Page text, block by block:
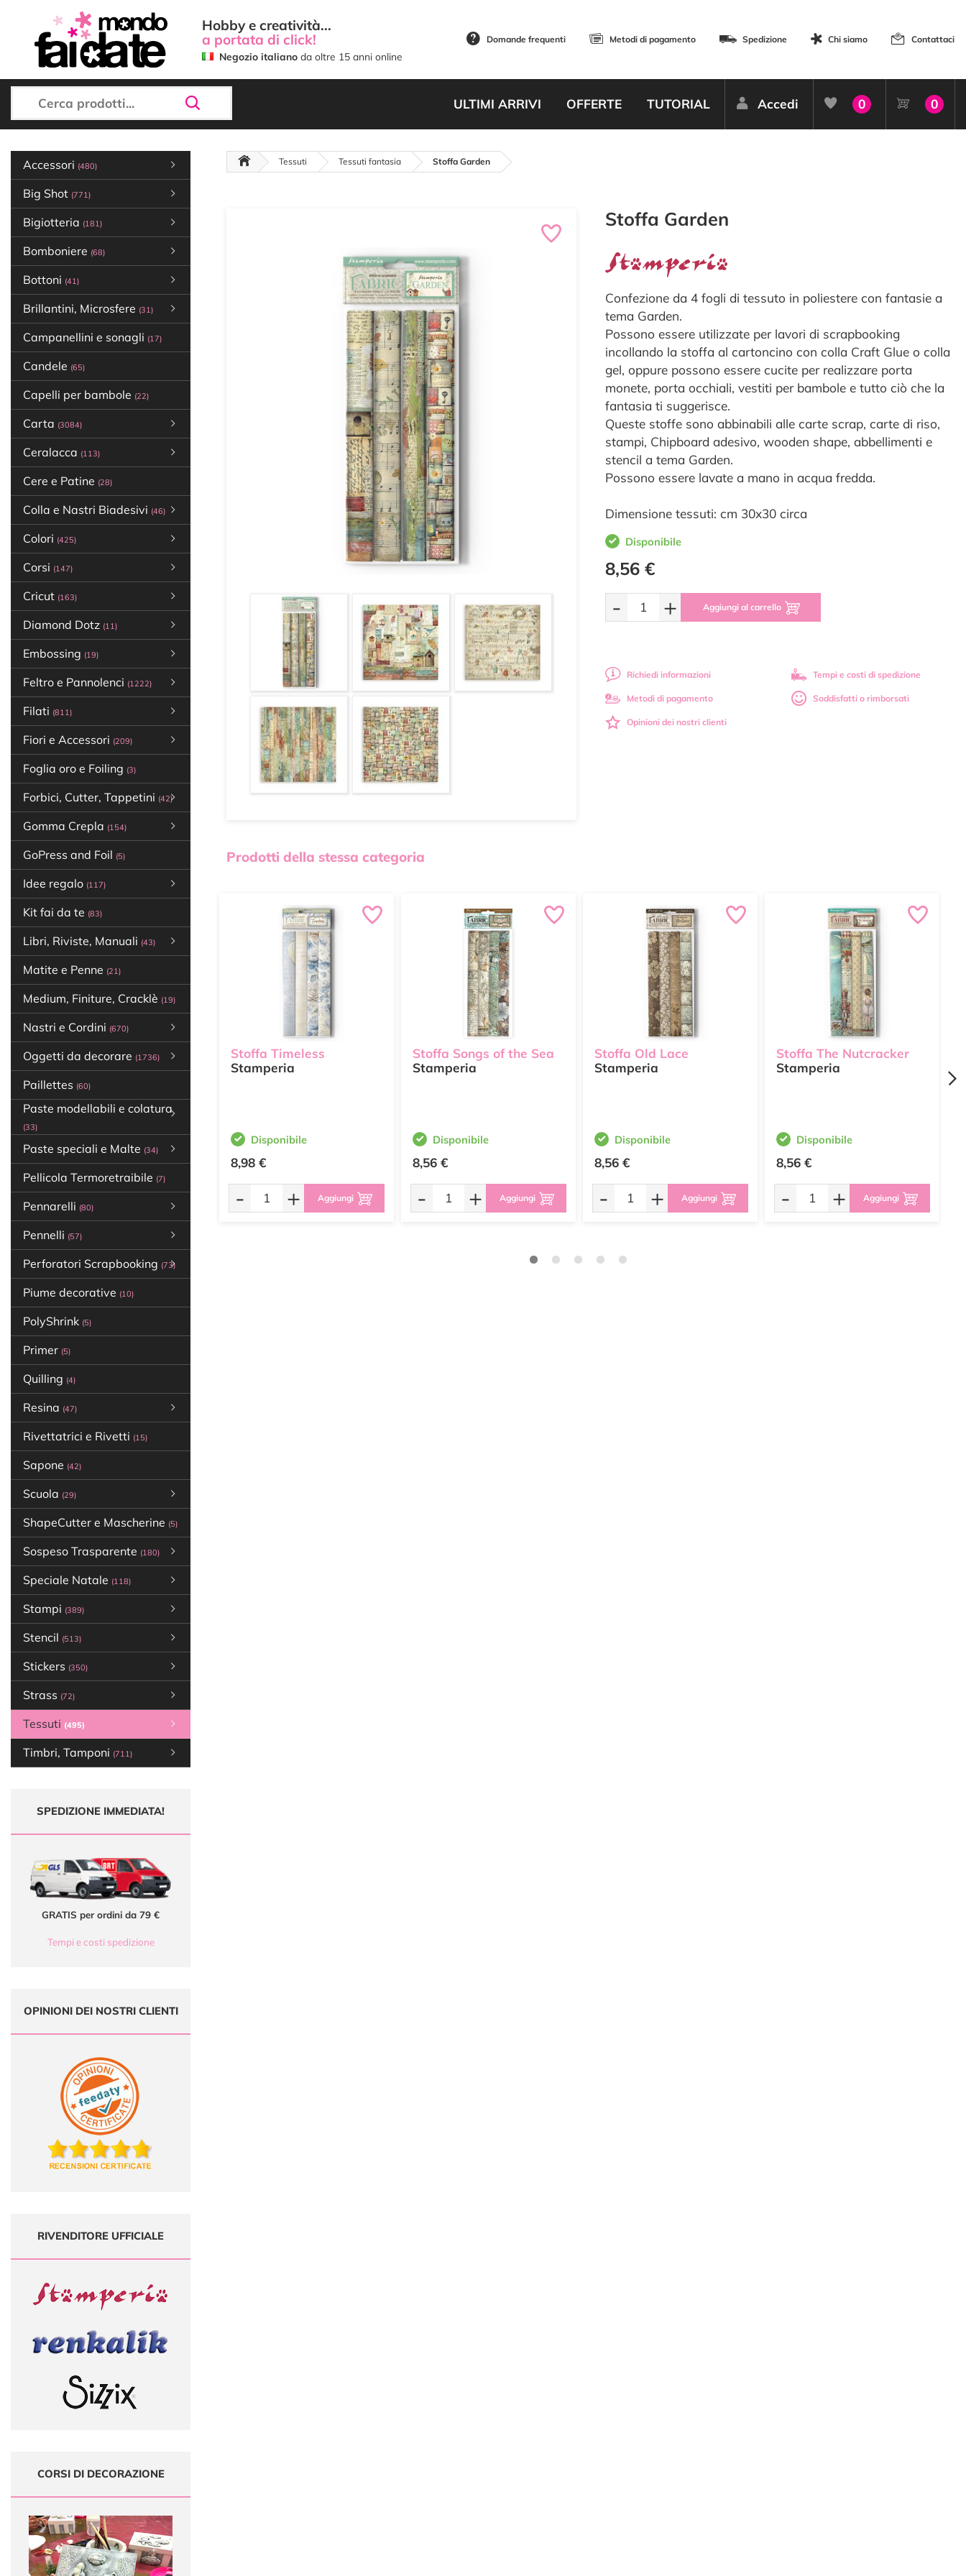
Hobby e creatività...
a portata di click!
Negozio italiano da oltre 15 anni online
Domande frequenti Metodi di pagamento Spedizione Chi siamo Contattaci
ULTIMI ARRIVI OFFERTE TUTORIAL Accedi 0 0
Accessori (480)
Big Shot (771)
Bigiotteria (181)
Bomboniere (68)
Bottoni (41)
Brillantini, Microsfere (31)
Campanellini e sonagli (17)
Candele (65)
Capelli per bambole (22)
Carta (3084)
Ceralacca (113)
Cere e Patine (28)
Colla e Nastri Biadesivi (46)
Colori (425)
Corsi (147)
Cricut (163)
Diamond Dotz (11)
Embossing (19)
Feltro e Pannolenci (1222)
Filati (811)
Fiori e Accessori (209)
Foglia oro e Foiling (3)
Forbici, Cutter, Tappetini (42)
Gomma Crepla (154)
GoPress and Foil (5)
Idee regalo (117)
Kit fai da te (83)
Libri, Riviste, Manuali (43)
Matite e Penne (21)
Medium, Finiture, Cracklè (19)
Nastri e Cordini (670)
Oggetti da decorare (1736)
Paillettes (60)
Paste modellabili e colatura
(33)
Paste speciali e Malte (34)
Pellicola Termoretraibile (7)
Pennarelli (80)
Pennelli (57)
Perforatori Scrapbooking (73)
Piume decorative (10)
PolyShrink (5)
Primer (5)
Quilling (4)
Resina (47)
Rivettatrici e Rivetti (15)
Sapone (42)
Scuola (29)
ShapeCutter e Mascherine (5)
Sospeso Trasparente (180)
Speciale Natale (118)
Stampi (389)
Stencil (513)
Stickers (350)
Strass (72)
Tessuti (495)
Timbri, Tamponi (711)
SPEDIZIONE IMMEDIATA!
GRATIS per ordini da 79 €
Tempi e costi spedizione
OPINIONI DEI NOSTRI CLIENTI
RIVENDITORE UFFICIALE
CORSI DI DECORAZIONE
Tessuti Tessuti fantasia Stoffa Garden
Stoffa Garden
Confezione da 4 fogli di tessuto in poliestere con fantasie a
tema Garden.
Possono essere utilizzate per lavori di scrapbooking
incollando la stoffa al cartoncino con colla Craft Glue o colla
gel, oppure possono essere cucite per realizzare porta
monete, porta occhiali, vestiti per bambole e tutto ciò che la
fantasia ti suggerisce.
Queste stoffe sono abbinabili alle carte scrap, carte di riso,
stampi, Chipboard adesivo, wooden shape, abbellimenti e
stencil a tema Garden.
Possono essere lavate a mano in acqua fredda.
Dimensione tessuti: cm 30x30 circa
Disponibile
8,56 €
- + Aggiungi al carrello
Richiedi informazioni Tempi e costi di spedizione
Metodi di pagamento Soddisfatti o rimborsati
Opinioni dei nostri clienti
Prodotti della stessa categoria
Stoffa Timeless
Stamperia
Disponibile
8,98 €
- + Aggiungi
Stoffa Songs of the Sea
Stamperia
Disponibile
8,56 €
- + Aggiungi
Stoffa Old Lace
Stamperia
Disponibile
8,56 €
- + Aggiungi
Stoffa The Nutcracker
Stamperia
Disponibile
8,56 €
- + Aggiungi